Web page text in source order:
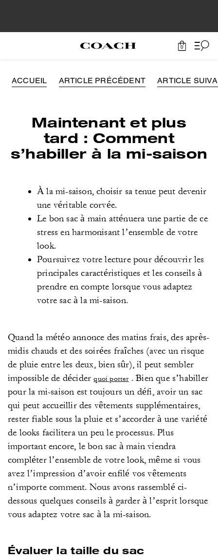
0
ACCUEIL ARTICLE PRÉCÉDENT ARTICLE
Maintenant et plus
tard : Comment
s’habiller à la mi-saison
À la mi-saison, choisir sa tenue peut devenir
une véritable corvée.
Le bon sac à main atténuera une partie de ce
stress en harmonisant l’ensemble de votre
look.
Poursuivez votre lecture pour découvrir les
principales caractéristiques et les conseils à
prendre en compte lorsque vous adaptez
votre sac à la mi-saison.
Quand la météo annonce des matins frais, des après-
midis chauds et des soirées fraîches (avec un risque
de pluie entre les deux, bien sûr), il peut sembler
impossible de déciderquoi porter. Bien que s’habiller
pour la mi-saison est toujours un défi, avoir un sac
qui peut accueillir des vêtements supplémentaires,
rester fiable sous la pluie et s’accorder à une variété
de looks facilitera un peu le processus. Plus
important encore, le bon sac à main viendra
compléter l’ensemble de votre look, même si vous
avez l’impression d’avoir enfilé vos vêtements
n’importe comment. Nous avons rassemblé ci-
dessous quelques conseils à garder à l’esprit lorsque
vous adaptez votre sac à la mi-saison.
Évaluer la taille du sac